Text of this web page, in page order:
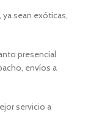
sean exóticas,
presencial
envíos a
servicio a